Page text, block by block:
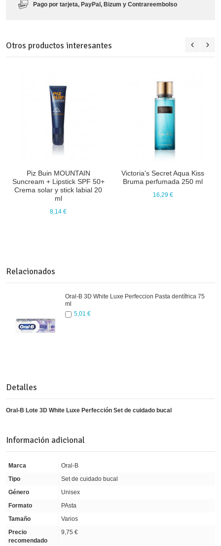
Pago por tarjeta, PayPal, Bizum y Contrareembolso
Relacionados
Oral-B 3D White Luxe Perfeccion Pasta dentífrica 75
ml
5,01 €
Otros productos interesantes
Piz Buin MOUNTAIN
Suncream + Lipstick SPF 50+
Crema solar y stick labial 20
ml
8,14 €
Victoria's Secret Aqua Kiss
Bruma perfumada 250 ml
16,29 €
Detalles
Oral-B Lote 3D White Luxe Perfección Set de cuidado bucal
Información adicional
Marca
Oral-B
Tipo
Set de cuidado bucal
Género
Unisex
Formato
PAsta
Tamaño
Varios
Precio
recomendado
9,75 €